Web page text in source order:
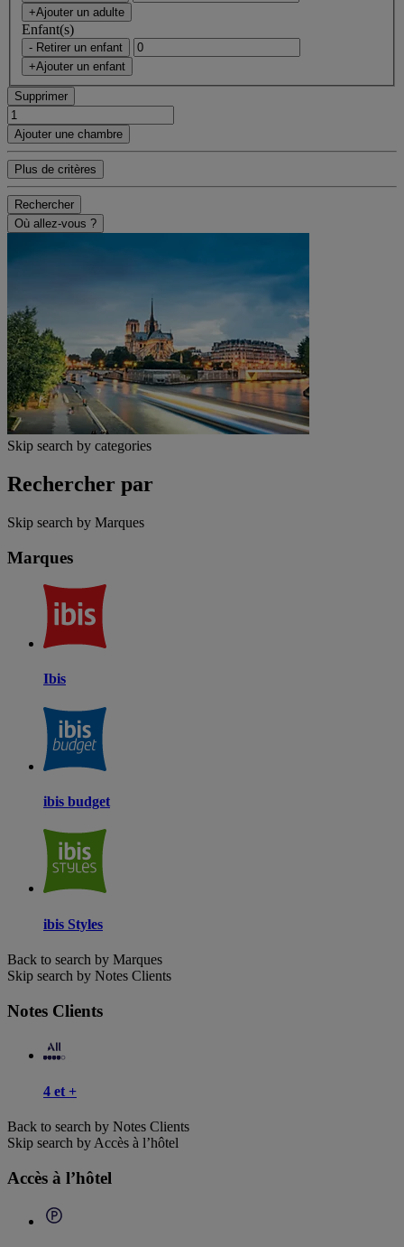
+Ajouter un adulte
Enfant(s)
- Retirer un enfant
+Ajouter un enfant
Supprimer
Ajouter une chambre
Plus de critères
Rechercher
Où allez-vous ?
Skip search by categories
Rechercher par
Skip search by Marques
Marques
Ibis
ibis budget
ibis Styles
Back to search by Marques
Skip search by Notes Clients
Notes Clients
4 et +
Back to search by Notes Clients
Skip search by Accès à l’hôtel
Accès à l’hôtel